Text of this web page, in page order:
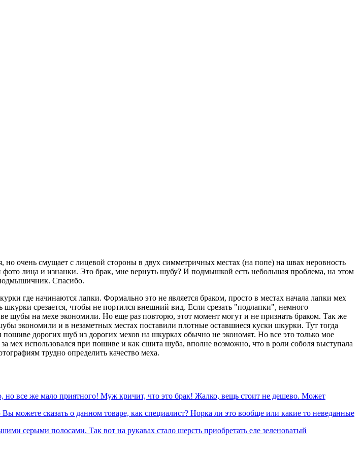
очень смущает с лицевой стороны в двух симметричных местах (на попе) на швах неровность
лица и изнанки. Это брак, мне вернуть шубу? И подмышкой есть небольшая проблема, на этом
Спасибо.
где начинаются лапки. Формально это не является браком, просто в местах начала лапки мех
срезается, чтобы не портился внешний вид. Если срезать "подлапки", немного
шубы на мехе экономили. Но еще раз повторю, этот момент могут и не признать браком. Так же
экономили и в незаметных местах поставили плотные оставшиеся куски шкурки. Тут тогда
дорогих шуб из дорогих мехов на шкурках обычно не экономят. Но все это только мое
мех использовался при пошиве и как сшита шуба, вполне возможно, что в роли соболя выступала
трудно определить качество меха.
но все же мало приятного! Муж кричит, что это брак! Жалко, вещь стоит не дешево. Может
можете сказать о данном товаре, как специалист? Норка ли это вообще или какие то неведанные
серыми полосами. Так вот на рукавах стало шерсть приобретать еле зеленоватый